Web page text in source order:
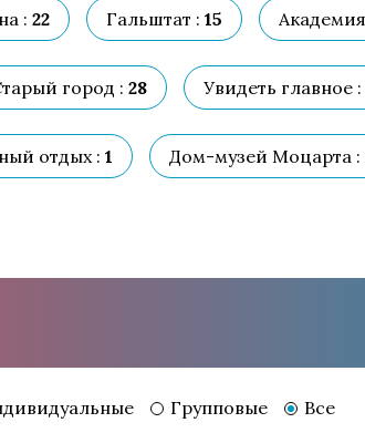
: 22 Гальштат : 15
город : 28 Увидеть главное :
отдых : 1 Дом-музей Моцарта :
Групповые Все